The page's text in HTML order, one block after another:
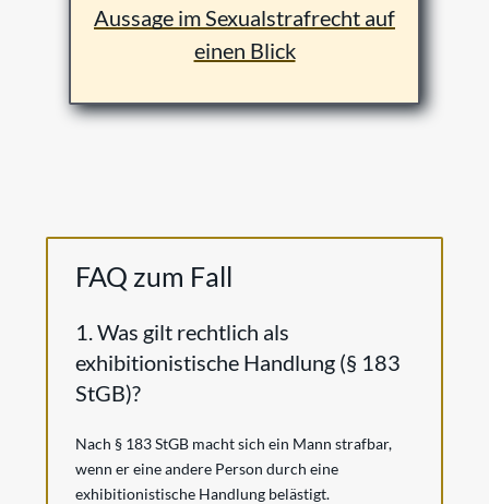
Aussage im Sexualstrafrecht auf
einen Blick
FAQ zum Fall
1. Was gilt rechtlich als
exhibitionistische Handlung (§ 183
StGB)?
Nach § 183 StGB macht sich ein Mann strafbar,
wenn er eine andere Person durch eine
exhibitionistische Handlung belästigt.